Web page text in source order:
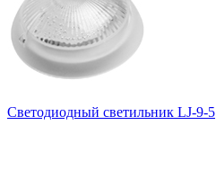
Светодиодный светильник LJ-9-5